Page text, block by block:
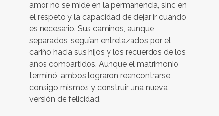
amor no se mide en la permanencia, sino en
el respeto y la capacidad de dejar ir cuando
es necesario. Sus caminos, aunque
separados, seguían entrelazados por el
cariño hacia sus hijos y los recuerdos de los
años compartidos. Aunque el matrimonio
terminó, ambos lograron reencontrarse
consigo mismos y construir una nueva
versión de felicidad.